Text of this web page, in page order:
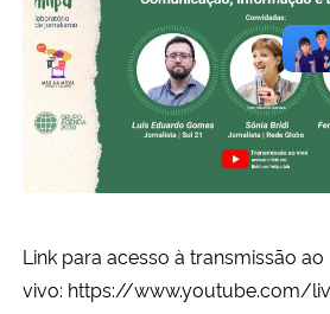
Link para acesso à transmissão ao
vivo: https://www.youtube.com/